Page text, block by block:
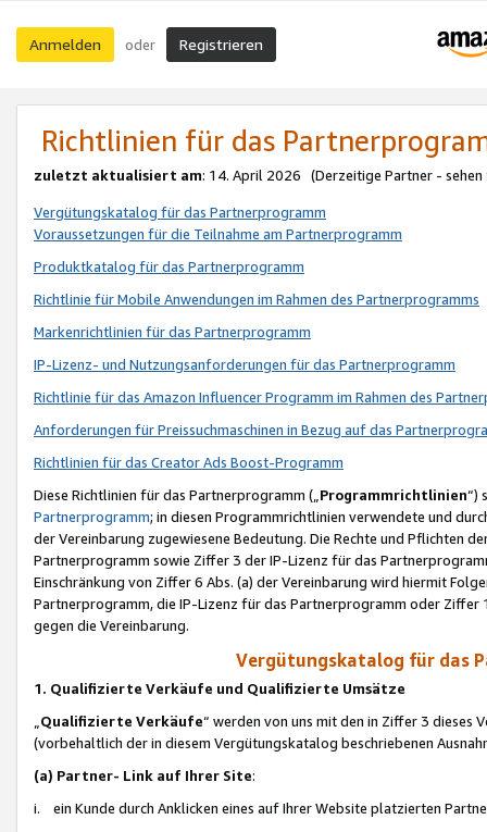
Anmelden oder Registrieren
Richtlinien für das
zuletzt aktualisiert am: 14. April 2026 (Derzeitige Partner - sehen
Vergütungskatalog für das Partnerprogramm
Voraussetzungen für die Teilnahme am Partnerprogramm
Produktkatalog für das Partnerprogramm
Richtlinie für Mobile Anwendungen im Rahmen des Partnerprogramms
Markenrichtlinien für das Partnerprogramm
IP-Lizenz- und Nutzungsanforderungen für das Partnerprogramm
Richtlinie für das Amazon Influencer Programm im Rahmen des
Anforderungen für Preissuchmaschinen in Bezug auf das
Richtlinien für das Creator Ads Boost-Programm
Diese Richtlinien für das Partnerprogramm („Programmrichtlinien“)
Partnerprogramm; in diesen Programmrichtlinien verwendete und
der Vereinbarung zugewiesene Bedeutung. Die Rechte und Pflichten
Partnerprogramm sowie Ziffer 3 der IP-Lizenz für das
Einschränkung von Ziffer 6 Abs. (a) der Vereinbarung wird hiermit
Partnerprogramm, die IP-Lizenz für das Partnerprogramm oder
gegen die Vereinbarung.
Vergütungskatalog für das
1. Qualifizierte Verkäufe und Qualifizierte Umsätze
Qualifizierte Verkäufe“ werden von uns mit den in Ziffer 3
(vorbehaltlich der in diesem Vergütungskatalog beschriebenen
(a) Partner- Link auf Ihrer Site:
i. ein Kunde durch Anklicken eines auf Ihrer Website platzierten